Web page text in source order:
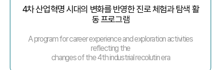
4차 산업혁명 시대의 변화를 반영한 진로 체험과 탐색 활
동 프로그램
A program for career experience and exploration activities
reflecting the
changes of the 4th industrial recolutin era